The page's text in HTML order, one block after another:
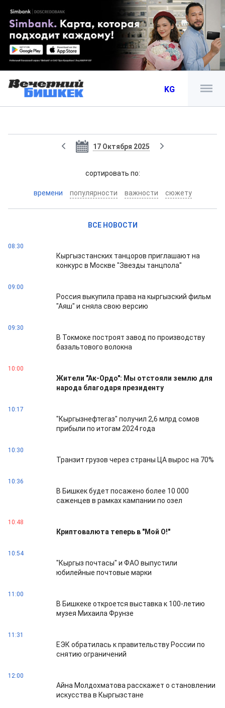
KG
17 Октября 2025
cортировать по:
времени популярности важности сюжету
ВСЕ НОВОСТИ
08:30
Кыргызстанских танцоров приглашают на
конкурс в Москве "Звезды танцпола"
09:00
Россия выкупила права на кыргызский фильм
"Аяш" и сняла свою версию
09:30
В Токмоке построят завод по производству
базальтового волокна
10:00
Жители "Ак-Ордо": Мы отстояли землю для
народа благодаря президенту
10:17
"Кыргызнефтегаз" получил 2,6 млрд сомов
прибыли по итогам 2024 года
10:30
Транзит грузов через страны ЦА вырос на 70%
10:36
В Бишкек будет посажено более 10 000
саженцев в рамках кампании по озел
10:48
Криптовалюта теперь в "Мой О!"
10:54
"Кыргыз почтасы" и ФАО выпустили
юбилейные почтовые марки
11:00
В Бишкеке откроется выставка к 100-летию
музея Михаила Фрунзе
11:31
ЕЭК обратилась к правительству России по
снятию ограничений
12:00
Айна Молдохматова расскажет о становлении
искусства в Кыргызстане